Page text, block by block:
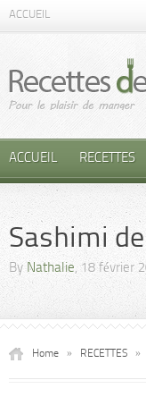
ACCUEIL
ACCUEIL RECETTES
Sashimi
By Nathalie, 18 février
Home » RECETTES »